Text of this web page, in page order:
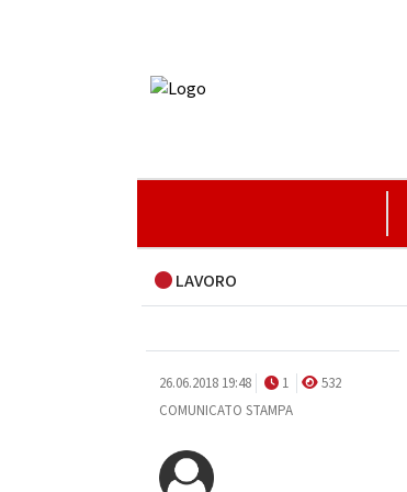
LAVORO
26.06.2018 19:48 1
532
COMUNICATO STAMPA